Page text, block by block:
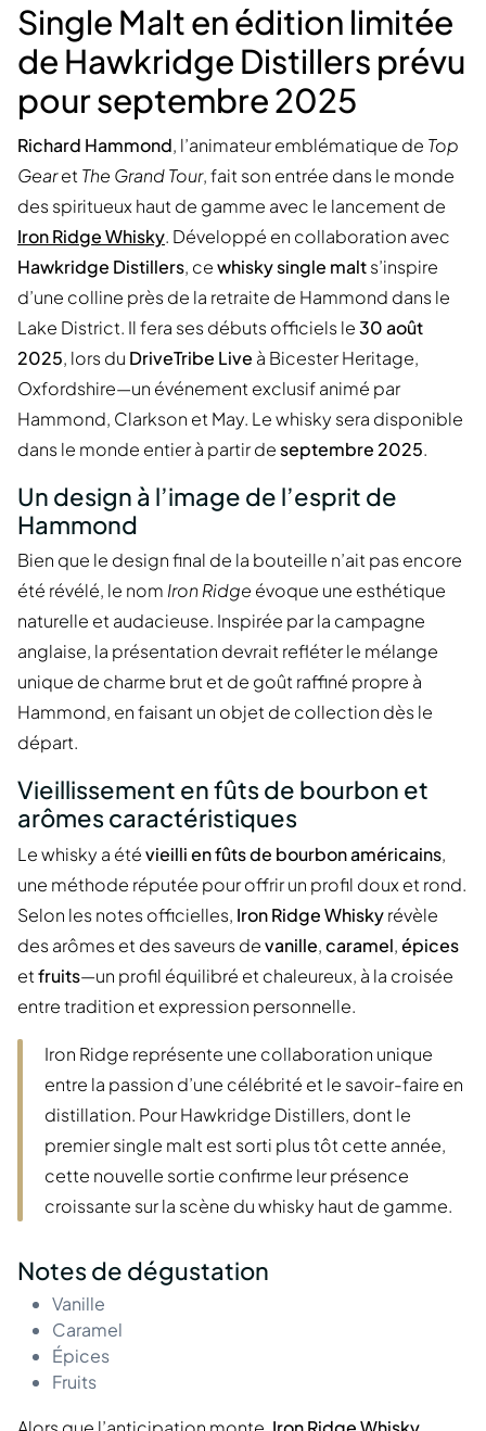
Single Malt en édition limitée
de Hawkridge Distillers prévu
pour septembre 2025
Richard Hammond, l’animateur emblématique de Top
Gearet The Grand Tour, fait son entrée dans le monde
des spiritueux haut de gamme avec le lancement de
Iron Ridge Whisky. Développé en collaboration avec
Hawkridge Distillers, cewhisky single malts’inspire
d’une colline près de la retraite de Hammond dans le
Lake District. Il fera ses débuts officiels le30 août
2025, lors du DriveTribe Live à Bicester Heritage,
Oxfordshire—un événement exclusif animé par
Hammond, Clarkson et May. Le whisky sera disponible
dans le monde entier à partir deseptembre 2025.
Un design à l’image de l’esprit de
Hammond
Bien que le design final de la bouteille n’ait pas encore
été révélé, le nom Iron Ridge évoque une esthétique
naturelle et audacieuse. Inspirée par la campagne
anglaise, la présentation devrait refléter le mélange
unique de charme brut et de goût raffiné propre à
Hammond, en faisant un objet de collection dès le
départ.
Vieillissement en fûts de bourbon et
arômes caractéristiques
Le whisky a étévieilli en fûts de bourbon américains,
une méthode réputée pour offrir un profil doux et rond.
Selon les notes officielles, Iron Ridge Whiskyrévèle
des arômes et des saveurs devanille,caramel,épices
etfruits—un profil équilibré et chaleureux, à la croisée
entre tradition et expression personnelle.
Iron Ridge représente une collaboration unique
entre la passion d’une célébrité et le savoir-faire en
distillation. Pour Hawkridge Distillers, dont le
premier single malt est sorti plus tôt cette année,
cette nouvelle sortie confirme leur présence
croissante sur la scène du whisky haut de gamme.
Notes de dégustation
Vanille
Caramel
Épices
Fruits